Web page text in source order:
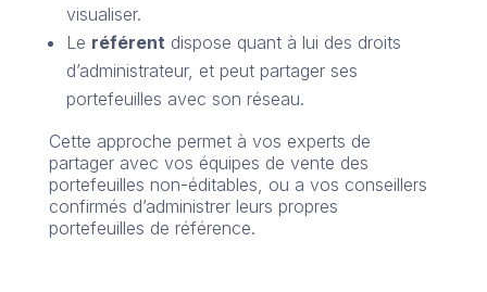
visualiser.
Le référent dispose quant à lui des droits
d’administrateur, et peut partager ses
portefeuilles avec son réseau.
Cette approche permet à vos experts de
partager avec vos équipes de vente des
portefeuilles non-éditables, ou a vos conseillers
confirmés d’administrer leurs propres
portefeuilles de référence.